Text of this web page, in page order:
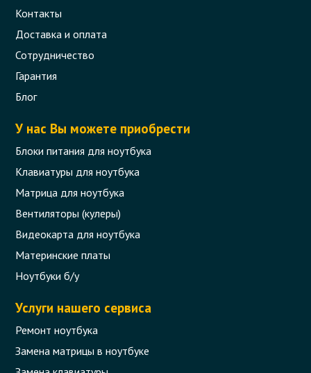
Контакты
Доставка и оплата
Сотрудничество
Гарантия
Блог
У нас Вы можете приобрести
Блоки питания для ноутбука
Клавиатуры для ноутбука
Матрица для ноутбука
Вентиляторы (кулеры)
Видеокарта для ноутбука
Материнские платы
Ноутбуки б/у
Услуги нашего сервиса
Ремонт ноутбука
Замена матрицы в ноутбуке